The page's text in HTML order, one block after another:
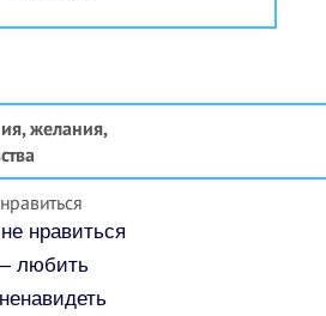
желания,
нравиться
любить